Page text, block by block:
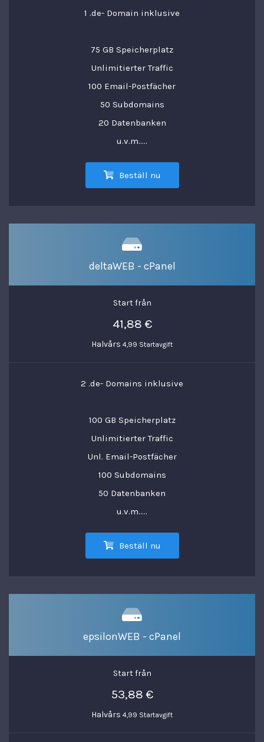
1 .de- Domain inklusive
75 GB Speicherplatz
Unlimitierter Traffic
100 Email-Postfächer
50 Subdomains
20 Datenbanken
u.v.m.....
Beställ nu
deltaWEB - cPanel
Start från
41,88 €
Halvårs 4,99 Startavgift
2 .de- Domains inklusive
100 GB Speicherplatz
Unlimitierter Traffic
Unl. Email-Postfächer
100 Subdomains
50 Datenbanken
u.v.m.....
Beställ nu
epsilonWEB - cPanel
Start från
53,88 €
Halvårs 4,99 Startavgift